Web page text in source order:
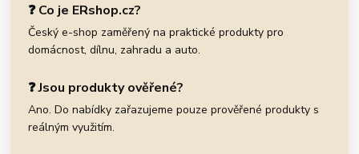
❓ Co je ERshop.cz?
Český e-shop zaměřený na praktické produkty pro
domácnost, dílnu, zahradu a auto.
❓ Jsou produkty ověřené?
Ano. Do nabídky zařazujeme pouze prověřené produkty s
reálným využitím.